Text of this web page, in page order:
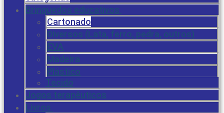
Brinquedos educativos
Cartonado
Diversos (Lata, ferro, pedra, outros)
EVA
Madeira
Plástico
Tecido
Jogos terapêuticos
Livros